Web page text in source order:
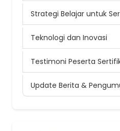
Strategi Belajar untuk
Teknologi dan Inovasi
Testimoni Peserta
Update Berita &